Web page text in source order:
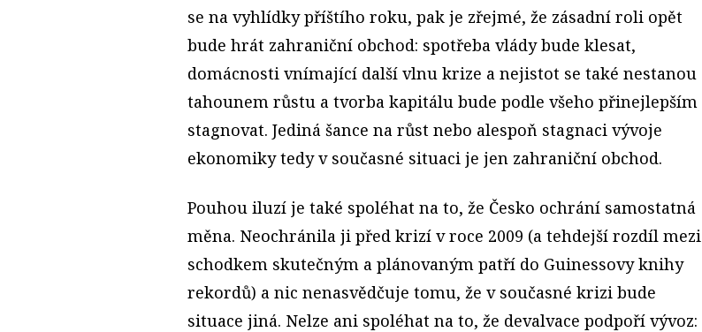
se na vyhlídky příštího roku, pak je zřejmé, že zásadní roli opět
bude hrát zahraniční obchod: spotřeba vlády bude klesat,
domácnosti vnímající další vlnu krize a nejistot se také nestanou
tahounem růstu a tvorba kapitálu bude podle všeho přinejlepším
stagnovat. Jediná šance na růst nebo alespoň stagnaci vývoje
ekonomiky tedy v současné situaci je jen zahraniční obchod.
Pouhou iluzí je také spoléhat na to, že Česko ochrání samostatná
měna. Neochránila ji před krizí v roce 2009 (a tehdejší rozdíl mezi
schodkem skutečným a plánovaným patří do Guinessovy knihy
rekordů) a nic nenasvědčuje tomu, že v současné krizi bude
situace jiná. Nelze ani spoléhat na to, že devalvace podpoří vývoz: